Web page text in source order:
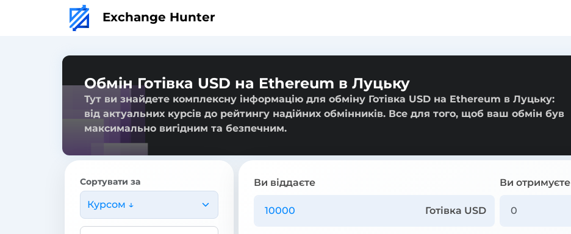
Exchange Hunter
Обмін Готівка USD на Ethereum в Луцьку
Тут ви знайдете комплексну інформацію для обміну Готівка USD на Ethereum в Луцьку:
від актуальних курсів до рейтингу надійних обмінників. Все для того, щоб ваш обмін був
максимально вигідним та безпечним.
Сортувати за
Курсом ↓
Ви віддаєте
Готівка USD
Ви отримуєте